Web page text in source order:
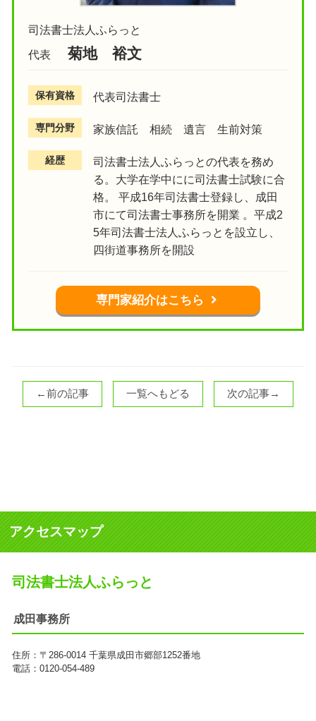
司法書士法人ふらっと
代表
菊地 裕文
保有資格 代表司法書士
専門分野 家族信託 相続 遺言 生前対策
経歴
司法書士法人ふらっとの代表を務め
る。大学在学中にに司法書士試験に合
格。 平成16年司法書士登録し、成田
市にて司法書士事務所を開業 。平成2
5年司法書士法人ふらっとを設立し、
四街道事務所を開設
専門家紹介はこちら
←前の記事 一覧へもどる 次の記事→
アクセスマップ
司法書士法人ふらっと
成田事務所
住所： 〒286-0014 千葉県成田市郷部1252番地
電話：0120-054-489